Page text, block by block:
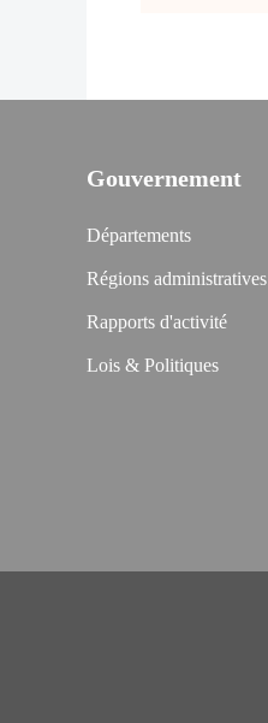
Gouvernement
Départements
Régions administratives
Rapports d'activité
Lois & Politiques